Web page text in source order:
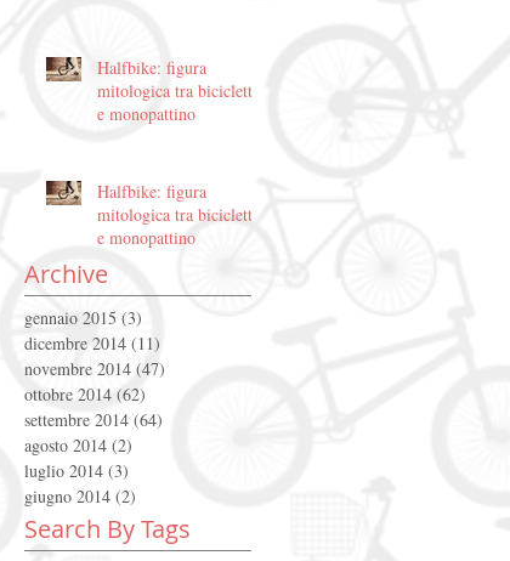
Archive
Halfbike: figura
mitologica tra bicicletta
e monopattino
Halfbike: figura
mitologica tra bicicletta
e monopattino
gennaio 2015 (3)
dicembre 2014 (11)
novembre 2014 (47)
ottobre 2014 (62)
settembre 2014 (64)
agosto 2014 (2)
luglio 2014 (3)
giugno 2014 (2)
Search By Tags